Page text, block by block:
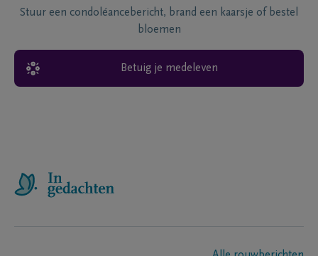
Stuur een condoléancebericht, brand een kaarsje of bestel
bloemen
Betuig je medeleven